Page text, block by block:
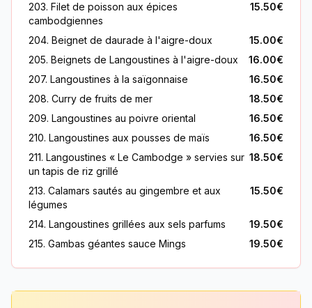
203. Filet de poisson aux épices
cambodgiennes
15.50€
204. Beignet de daurade à l'aigre-doux
15.00€
205. Beignets de Langoustines à l'aigre-doux
16.00€
207. Langoustines à la saïgonnaise
16.50€
208. Curry de fruits de mer
18.50€
209. Langoustines au poivre oriental
16.50€
210. Langoustines aux pousses de maïs
16.50€
211. Langoustines « Le Cambodge » servies sur
un tapis de riz grillé
18.50€
213. Calamars sautés au gingembre et aux
légumes
15.50€
214. Langoustines grillées aux sels parfums
19.50€
215. Gambas géantes sauce Mings
19.50€